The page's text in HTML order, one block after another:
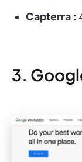
Capterra :
3.